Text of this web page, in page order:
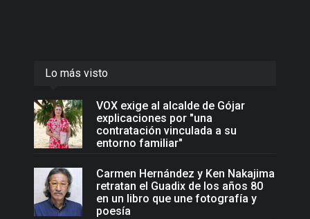
Lo más visto
VOX exige al alcalde de Gójar
explicaciones por "una
contratación vinculada a su
entorno familiar"
Carmen Hernández y Ken Nakajima
retratan el Guadix de los años 80
en un libro que une fotografía y
poesía